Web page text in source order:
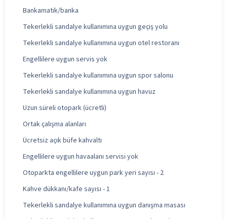
Bankamatik/banka
Tekerlekli sandalye kullanımına uygun geçiş yolu
Tekerlekli sandalye kullanımına uygun otel restoranı
Engellilere uygun servis yok
Tekerlekli sandalye kullanımına uygun spor salonu
Tekerlekli sandalye kullanımına uygun havuz
Uzun süreli otopark (ücretli)
Ortak çalışma alanları
Ücretsiz açık büfe kahvaltı
Engellilere uygun havaalanı servisi yok
Otoparkta engellilere uygun park yeri sayısı - 2
Kahve dükkanı/kafe sayısı - 1
Tekerlekli sandalye kullanımına uygun danışma masası